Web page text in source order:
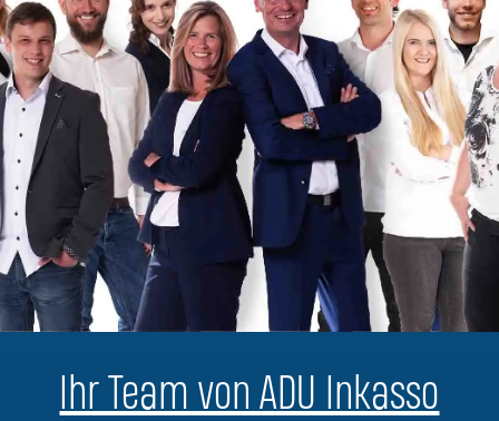
Ihr Team von ADU Inkasso